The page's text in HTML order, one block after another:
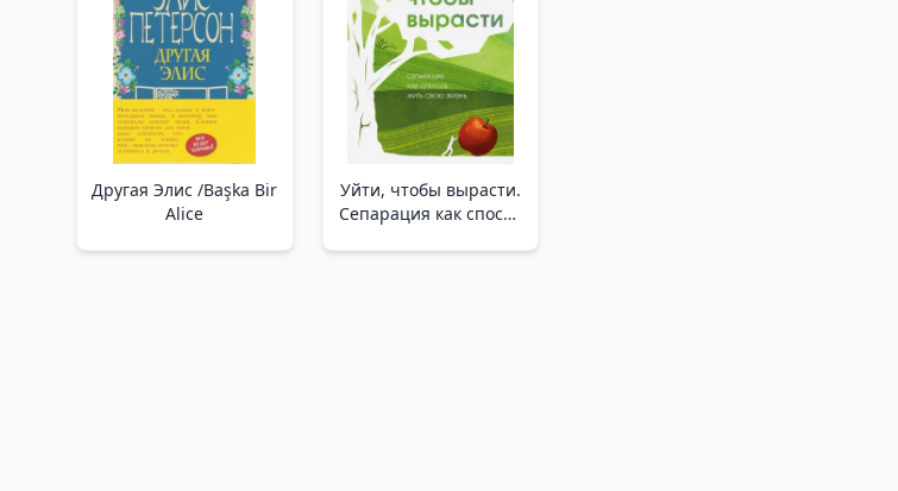
Другая Элис /Başka Bir
Alice
Уйти, чтобы вырасти.
Сепарация как способ